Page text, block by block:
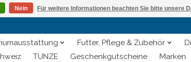
Futter, Pflege & Zubehör
TUNZE Geschenkgutscheine Marken
Nein Für weitere Informationen beachten Sie bitte unsere